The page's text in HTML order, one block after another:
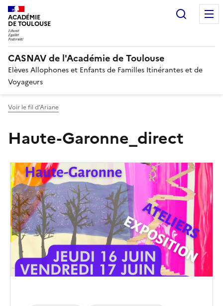
ACADÉMIE
DE TOULOUSE
CASNAV de l'Académie de Toulouse
Elèves Allophones et Enfants de Familles Itinérantes et de
Voyageurs
Voir le fil d’Ariane
Haute-Garonne_direct